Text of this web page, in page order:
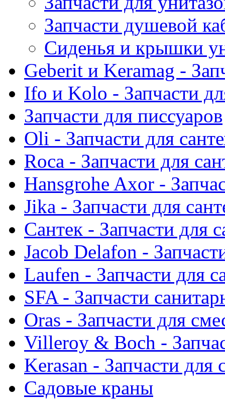
Запчасти душевой
Сиденья и крышки
Geberit и Keramag -
Ifo и Kolo - Запчасти
Запчасти для писсуаров
Oli - Запчасти для
Roca - Запчасти для
Hansgrohe Axor -
Jika - Запчасти для
Сантек - Запчасти для
Jacob Delafon -
Laufen - Запчасти для
SFA - Запчасти
Oras - Запчасти для
Villeroy & Boch -
Kerasan - Запчасти для
Садовые краны